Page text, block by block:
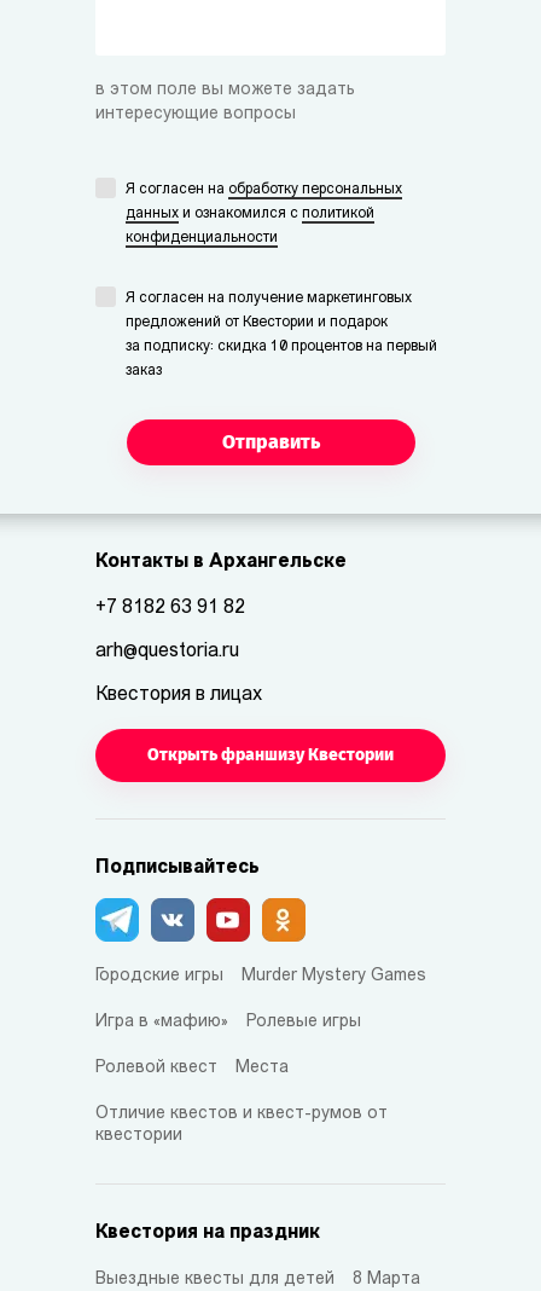
в этом поле вы можете задать
интересующие вопросы
Я согласен на обработку персональных
данных и ознакомился с политикой
конфиденциальности
Я согласен на получение маркетинговых
предложений от Квестории и подарок
за подписку: скидка 10 процентов на первый
заказ
Отправить
Контакты в Архангельске
+7 8182 63 91 82
arh@questoria.ru
Квестория в лицах
Открыть франшизу Квестории
Подписывайтесь
Городские игры Murder Mystery Games
Игра в «мафию» Ролевые игры
Ролевой квест Места
Отличие квестов и квест-румов от
квестории
Квестория на праздник
Выездные квесты для детей 8 Марта